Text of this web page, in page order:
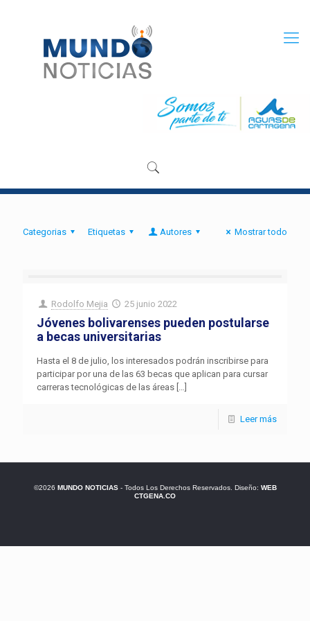
Categorias Etiquetas Autores Mostrar todo
Rodolfo Mejia 25 junio 2022
Jóvenes bolivarenses pueden postularse
a becas universitarias
Hasta el 8 de julio, los interesados podrán inscribirse para
participar por una de las 63 becas que aplican para cursar
carreras tecnológicas de las áreas […]
Leer más
©2026 MUNDO NOTICIAS- Todos Los Derechos Reservados. Diseño: WEB
CTGENA.CO